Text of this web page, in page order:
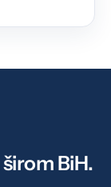
širom BiH.